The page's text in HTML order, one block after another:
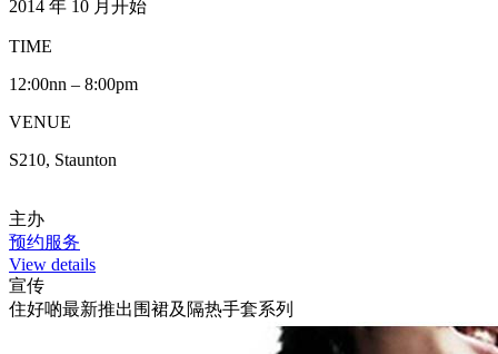
2014 年 10 月开始
TIME
12:00nn – 8:00pm
VENUE
S210, Staunton
主办
预约服务
View details
宣传
住好啲最新推出围裙及隔热手套系列